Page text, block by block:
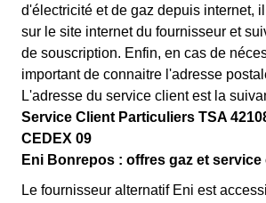
d'électricité et de gaz depuis internet,
sur le site internet du fournisseur et
de souscription. Enfin, en cas de
important de connaitre l'adresse
L'adresse du service client est la
Service Client Particuliers TSA
CEDEX 09
Eni Bonrepos : offres gaz et service
Le fournisseur alternatif Eni est